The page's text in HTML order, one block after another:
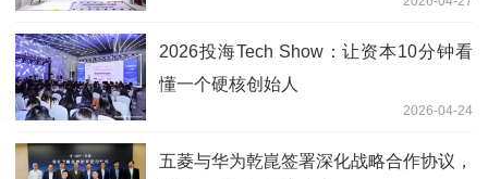
2026投海Tech Show：让资本10分钟看
懂一个硬核创始人
2026-04-24
五菱与华为乾崑签署深化战略合作协议，